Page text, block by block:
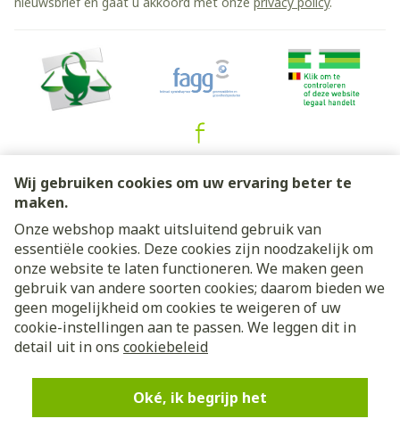
Wij gebruiken cookies om uw ervaring beter te
maken.
Onze webshop maakt uitsluitend gebruik van
essentiële cookies. Deze cookies zijn noodzakelijk om
onze website te laten functioneren. We maken geen
gebruik van andere soorten cookies; daarom bieden we
geen mogelijkheid om cookies te weigeren of uw
cookie-instellingen aan te passen. We leggen dit in
detail uit in ons cookiebeleid
Oké, ik begrijp het
Juridische links